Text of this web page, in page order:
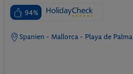
94%
Spanien - Mallorca - Playa de Palma